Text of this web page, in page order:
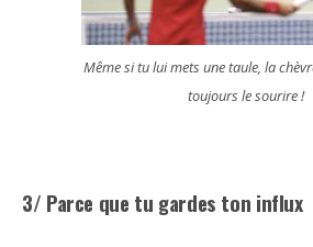
Même si tu lui mets une taule, la
toujours le sourire !
3/ Parce que tu gardes ton influx